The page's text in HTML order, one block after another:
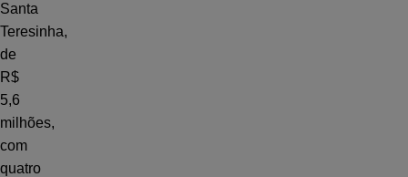
Santa
Teresinha,
de
R$
5,6
milhões,
com
quatro